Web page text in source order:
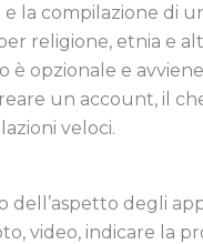
la compilazione di
religione, etnia e
è opzionale e
un account, il
veloci.
dell’aspetto degli
video, indicare la